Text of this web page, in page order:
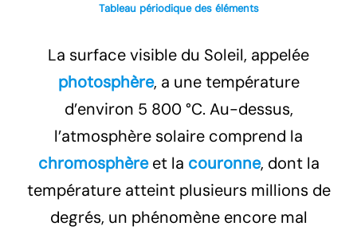
Tableau périodique des éléments
La surface visible du Soleil, appelée
photosphère, a une température
d’environ 5 800 °C. Au-dessus,
l’atmosphère solaire comprend la
chromosphèreet la couronne, dont la
température atteint plusieurs millions de
degrés, un phénomène encore mal